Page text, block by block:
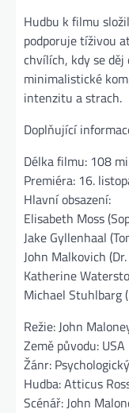
Hudbu k filmu složil
podporuje tíživou
chvílích, kdy se děj
minimalistické
intenzitu a strach.
Doplňující
Délka filmu: 108
Premiéra: 16.
Hlavní obsazení:
Elisabeth Moss
Jake Gyllenhaal
John Malkovich
Katherine
Michael Stuhlbarg
Režie: John
Země původu: USA
Žánr:
Hudba: Atticus
Scénář: John